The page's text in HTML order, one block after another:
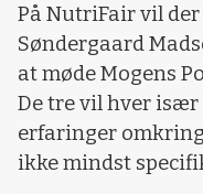
På NutriFair vil
Søndergaard
at møde Mogens
De tre vil hver
erfaringer
ikke mindst